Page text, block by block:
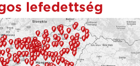
lefedettség